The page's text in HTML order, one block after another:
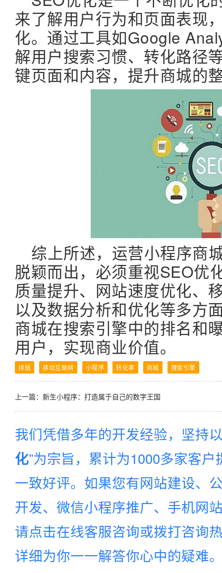
来了解用户行为和页面表现
化。通过工具如Google
解用户搜索习惯、转化路径
键页面和内容，提升商城的
综上所述，运营小程序商
脱颖而出，必须重视SEO优
质量提升、网站速度优化、
以及数据分析和优化等多方
商城在搜索引擎中的排名和
用户，实现商业价值。
排版 移动互联网 小程序 转化率 商城 搜索引擎
上一篇： 新生小程序：打造属于自己的数字王国
我们凭借多年的开发经验，坚持
化”为宗旨，累计为1000多家客
一致好评。如果您有网站建设、
开发、微信小程序推广、手机网
请点击在线客服咨询或拨打咨询
详细为你一一解答你心中的疑难